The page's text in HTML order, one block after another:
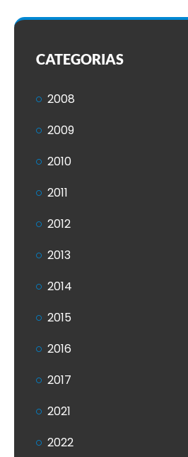
CATEGORIAS
2008
2009
2010
2011
2012
2013
2014
2015
2016
2017
2021
2022